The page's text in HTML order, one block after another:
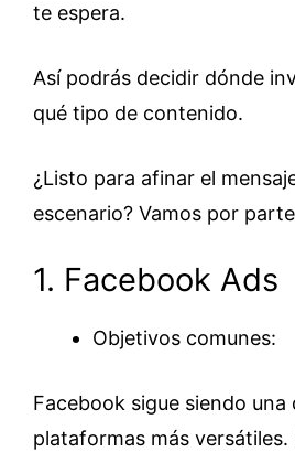
te espera.
Así podrás decidir dónde
qué tipo de contenido.
¿Listo para afinar el
escenario? Vamos por
1. Facebook Ads
Objetivos comunes:
Facebook sigue siendo una
plataformas más versátiles.